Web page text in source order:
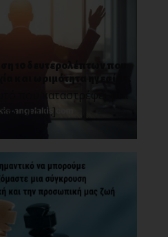
10 δευτερολέπτων που
και ωριμότητα ηγεσίας.
που καταστρέφει μια
μια [...]